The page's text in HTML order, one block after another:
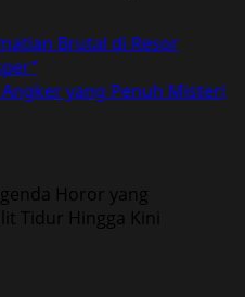
Brutal di Resor
yang Penuh Misteri